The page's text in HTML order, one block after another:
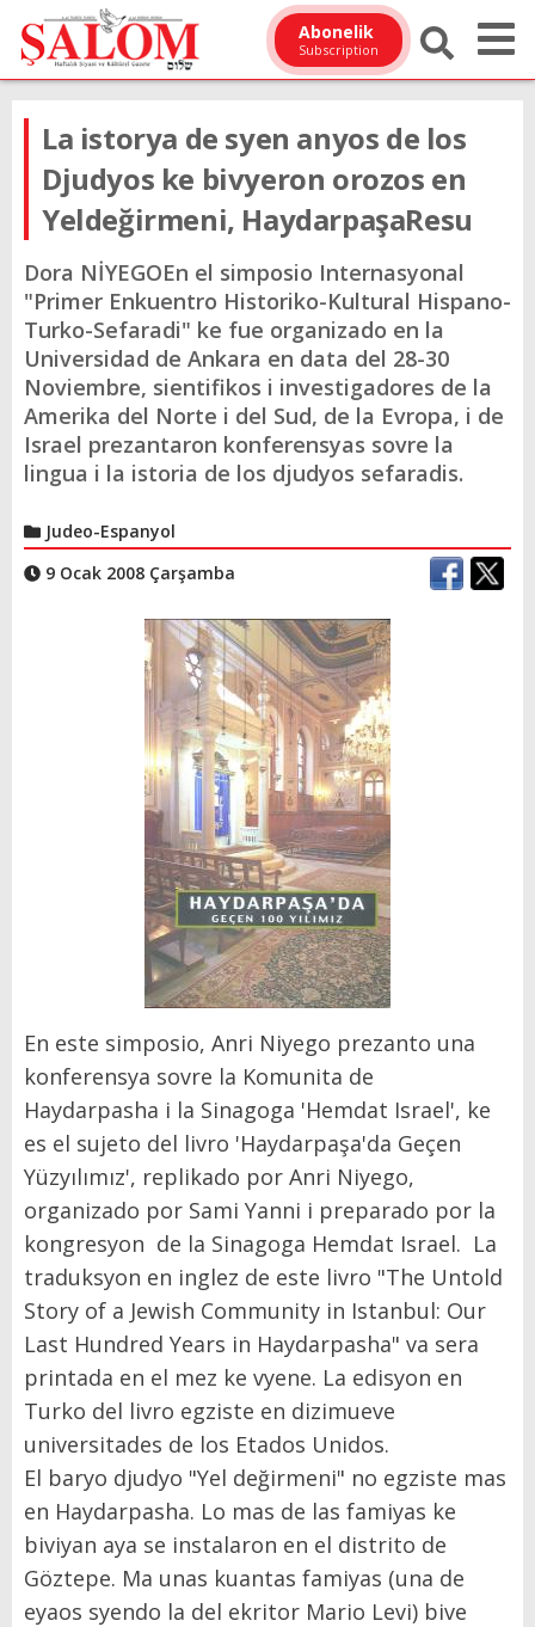
Abonelik
Subscription
La istorya de syen anyos de los
Djudyos ke bivyeron orozos en
Yeldeğirmeni, HaydarpaşaResu
Dora NİYEGOEn el simposio Internasyonal
"Primer Enkuentro Historiko-Kultural Hispano-
Turko-Sefaradi" ke fue organizado en la
Universidad de Ankara en data del 28-30
Noviembre, sientifikos i investigadores de la
Amerika del Norte i del Sud, de la Evropa, i de
Israel prezantaron konferensyas sovre la
lingua i la istoria de los djudyos sefaradis.
Judeo-Espanyol
9 Ocak 2008 Çarşamba
En este simposio, Anri Niyego prezanto una
konferensya sovre la Komunita de
Haydarpasha i la Sinagoga 'Hemdat Israel', ke
es el sujeto del livro 'Haydarpaşa'da Geçen
Yüzyılımız', replikado por Anri Niyego,
organizado por Sami Yanni i preparado por la
kongresyon de la Sinagoga Hemdat Israel. La
traduksyon en inglez de este livro "The Untold
Story of a Jewish Community in Istanbul: Our
Last Hundred Years in Haydarpasha" va sera
printada en el mez ke vyene. La edisyon en
Turko del livro egziste en dizimueve
universitades de los Etados Unidos.
El baryo djudyo "Yel değirmeni" no egziste mas
en Haydarpasha. Lo mas de las famiyas ke
biviyan aya se instalaron en el distrito de
Göztepe. Ma unas kuantas famiyas (una de
eyaos syendo la del ekritor Mario Levi) bive